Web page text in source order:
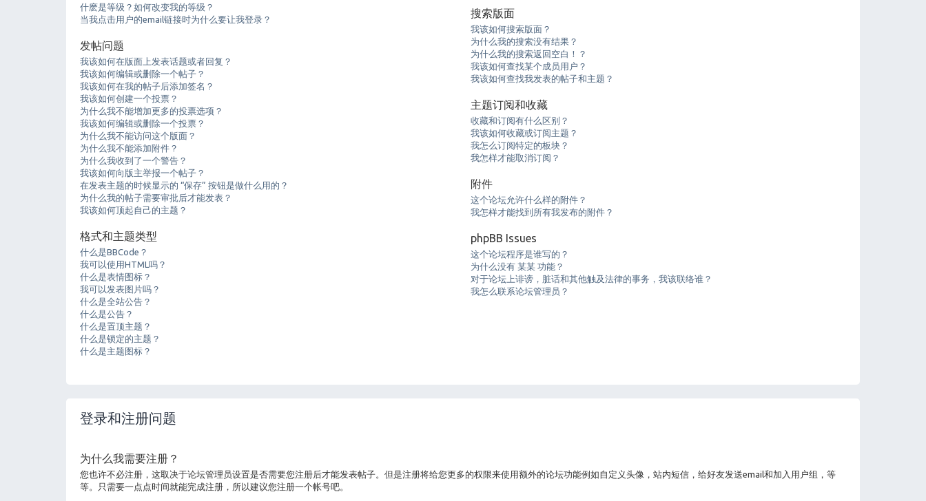
什麽是等级？如何改变我的等级？
当我点击用户的email链接时为什么要让我登录？
发帖问题
我该如何在版面上发表话题或者回复？
我该如何编辑或删除一个帖子？
我该如何在我的帖子后添加签名？
我该如何创建一个投票？
为什么我不能增加更多的投票选项？
我该如何编辑或删除一个投票？
为什么我不能访问这个版面？
为什么我不能添加附件？
为什么我收到了一个警告？
我该如何向版主举报一个帖子？
在发表主题的时候显示的 “保存” 按钮是做什么用的？
为什么我的帖子需要审批后才能发表？
我该如何顶起自己的主题？
格式和主题类型
什么是BBCode？
我可以使用HTML吗？
什么是表情图标？
我可以发表图片吗？
什么是全站公告？
什么是公告？
什么是置顶主题？
什么是锁定的主题？
什么是主题图标？
搜索版面
我该如何搜索版面？
为什么我的搜索没有结果？
为什么我的搜索返回空白！？
我该如何查找某个成员用户？
我该如何查找我发表的帖子和主题？
主题订阅和收藏
收藏和订阅有什么区别？
我该如何收藏或订阅主题？
我怎么订阅特定的板块？
我怎样才能取消订阅？
附件
这个论坛允许什么样的附件？
我怎样才能找到所有我发布的附件？
phpBB Issues
这个论坛程序是谁写的？
为什么没有 某某 功能？
对于论坛上诽谤，脏话和其他触及法律的事务，我该联络谁？
我怎么联系论坛管理员？
登录和注册问题
为什么我需要注册？
您也许不必注册，这取决于论坛管理员设置是否需要您注册后才能发表帖子。但是注册将给您更多的权限来使用额外的论坛功能例如自定义头像，站内短信，给好友发送email和加入用户组，等
等。只需要一点点时间就能完成注册，所以建议您注册一个帐号吧。